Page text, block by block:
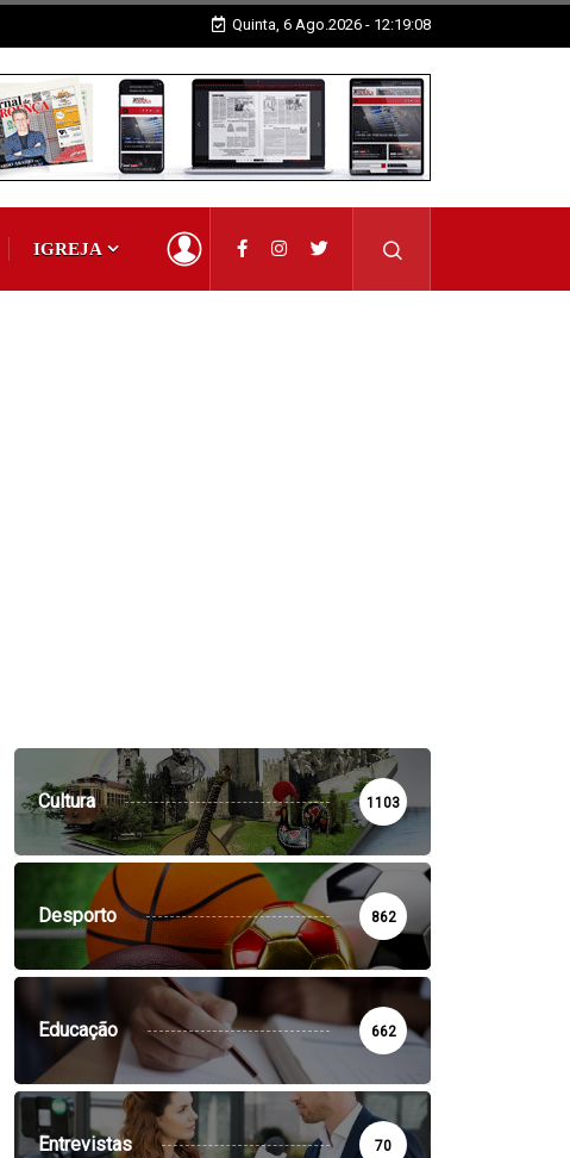
Quinta, 6 Ago.2026 - 12:19:09
IGREJA
Cultura 1103
Desporto 862
Educação 662
Entrevistas 70